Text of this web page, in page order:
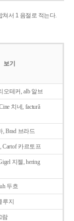
쳐서 1 음절로 적는다.
보기
오테커, alb 알브
치네, facturǎ
, Brad 브라드
Cartof 카르토프
지젤, hering
두흐
루지
람